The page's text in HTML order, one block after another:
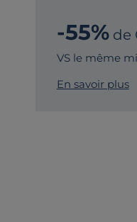
-55%de
VS le même
En savoir plus